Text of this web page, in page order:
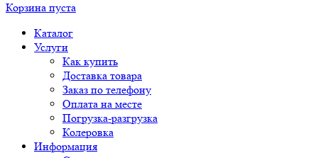
Корзина пуста
Каталог
Услуги
Как купить
Доставка товара
Заказ по телефону
Оплата на месте
Погрузка-разгрузка
Колеровка
Информация